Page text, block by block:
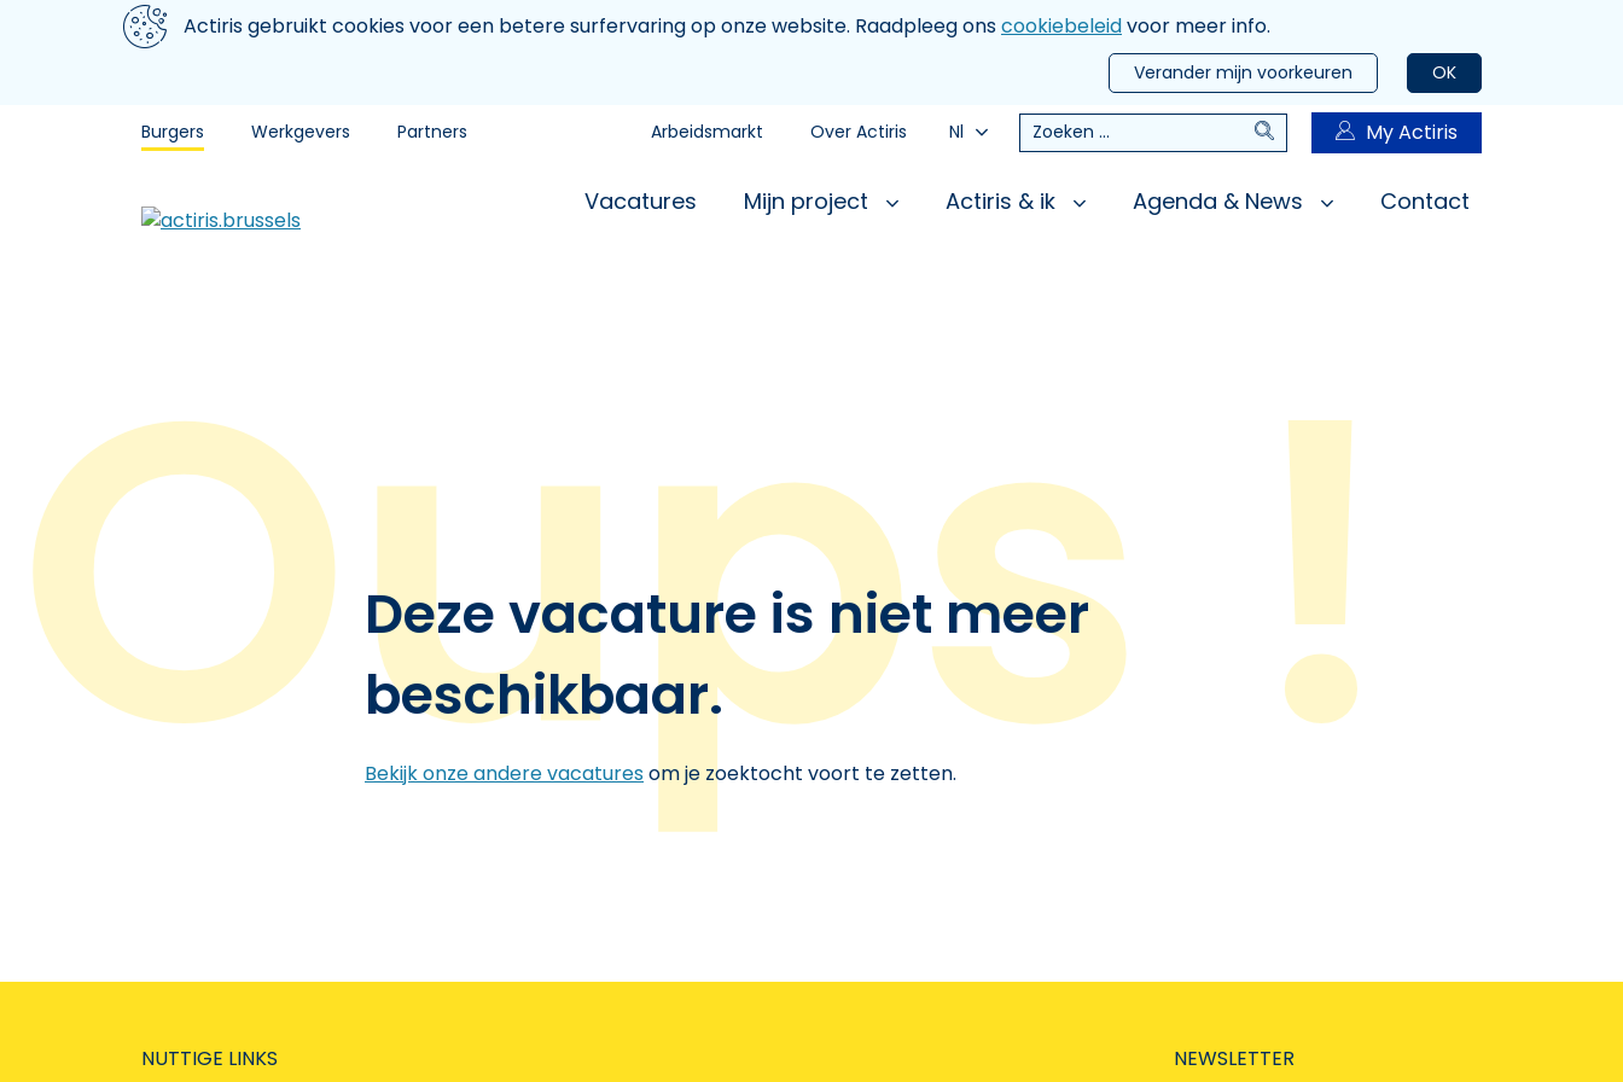
Aller au contenu principal
We gebruiken cookiesActiris gebruikt cookies voor een betere surfervaring op onze website. Raadpleeg onscookiebeleidvoor meer info.
OK
Verander mijn voorkeuren
Burgers Werkgevers Partners Arbeidsmarkt Over Actiris Nl Zoeken Zoeken My Actiris
Vacatures Mijn project Actiris & ik Agenda & News Contact
Deze vacature is niet meer
beschikbaar.
Bekijk onze andere vacaturesom je zoektocht voort te zetten.
NUTTIGE LINKS NEWSLETTER